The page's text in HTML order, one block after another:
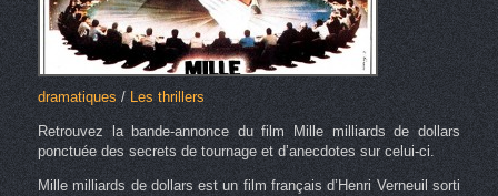
dramatiques / Les thrillers
Retrouvez la bande-annonce du film Mille milliards de dollars
ponctuée des secrets de tournage et d’anecdotes sur celui-ci.
Mille milliards de dollars est un film français d’Henri Verneuil sorti